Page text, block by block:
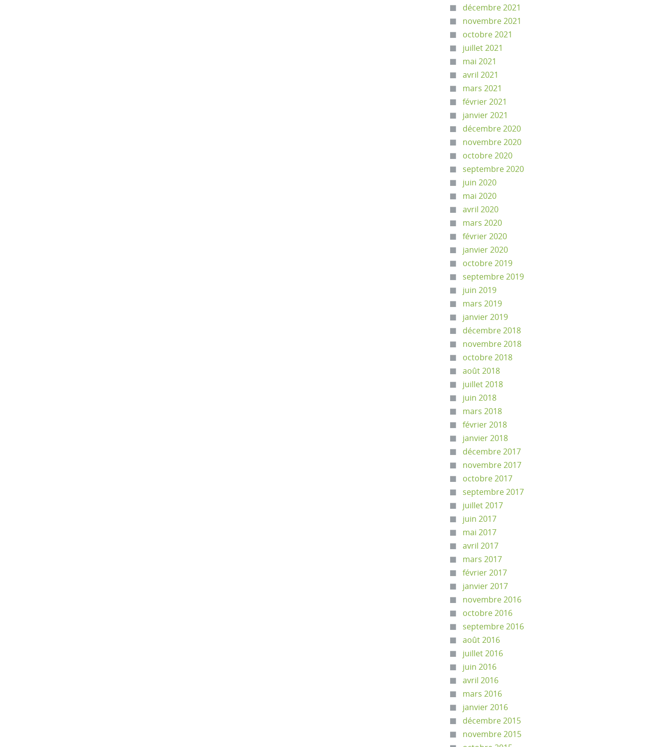
décembre 2021
novembre 2021
octobre 2021
juillet 2021
mai 2021
avril 2021
mars 2021
février 2021
janvier 2021
décembre 2020
novembre 2020
octobre 2020
septembre 2020
juin 2020
mai 2020
avril 2020
mars 2020
février 2020
janvier 2020
octobre 2019
septembre 2019
juin 2019
mars 2019
janvier 2019
décembre 2018
novembre 2018
octobre 2018
août 2018
juillet 2018
juin 2018
mars 2018
février 2018
janvier 2018
décembre 2017
novembre 2017
octobre 2017
septembre 2017
juillet 2017
juin 2017
mai 2017
avril 2017
mars 2017
février 2017
janvier 2017
novembre 2016
octobre 2016
septembre 2016
août 2016
juillet 2016
juin 2016
avril 2016
mars 2016
janvier 2016
décembre 2015
novembre 2015